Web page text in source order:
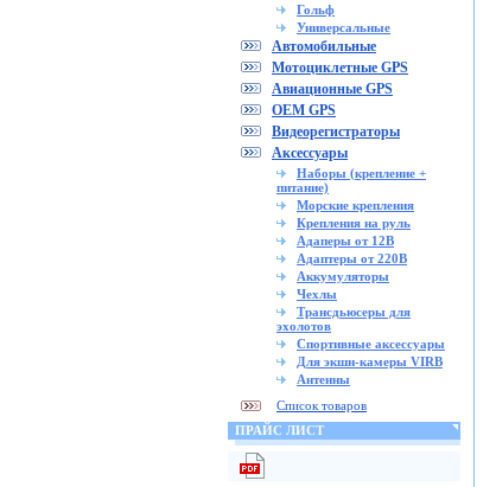
Гольф
Универсальные
Автомобильные
Мотоциклетные GPS
Авиационные GPS
OEM GPS
Видеорегистраторы
Аксессуары
Наборы (крепление +
питание)
Морские крепления
Крепления на руль
Адаперы от 12В
Адаптеры от 220В
Аккумуляторы
Чехлы
Трансдьюсеры для
эхолотов
Спортивные аксессуары
Для экшн-камеры VIRB
Антенны
Список товаров
ПРАЙС ЛИСТ